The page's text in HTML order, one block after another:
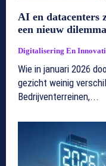
AI en datacenters
een nieuw dilemma
Digitalisering En
Wie in januari 2026
gezicht weinig
Bedrijventerreinen,...